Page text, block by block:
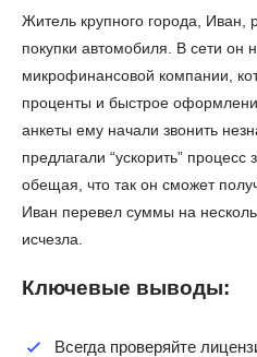
Житель крупного города,
покупки автомобиля. В сети он
микрофинансовой компании,
проценты и быстрое
анкеты ему начали звонить
предлагали “ускорить” процесс
обещая, что так он сможет
Иван перевел суммы на
исчезла.
Ключевые выводы:
Всегда проверяйте